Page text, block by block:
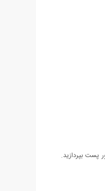
پست بپردازید.